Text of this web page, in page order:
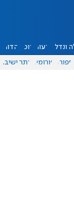
ונדל"ן דעות אוכל יהדות
ספורט פורומים אתר ישיבה